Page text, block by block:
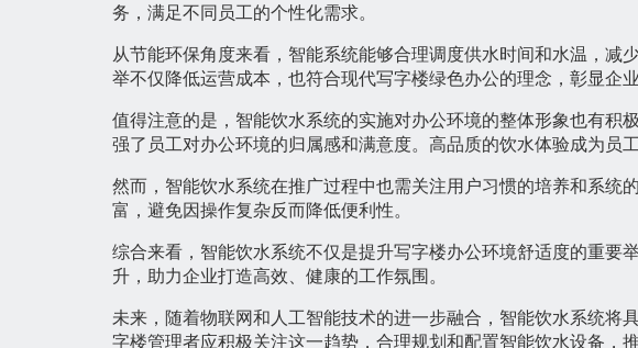
务，满足不同员工的个性化需求。
从节能环保角度来看，智能系统能够合理调度供水时间和水温，
举不仅降低运营成本，也符合现代写字楼绿色办公的理念，彰显企业
值得注意的是，智能饮水系统的实施对办公环境的整体形象也有积
强了员工对办公环境的归属感和满意度。高品质的饮水体验成为员
然而，智能饮水系统在推广过程中也需关注用户习惯的培养和系统
富，避免因操作复杂反而降低便利性。
综合来看，智能饮水系统不仅是提升写字楼办公环境舒适度的重要
升，助力企业打造高效、健康的工作氛围。
未来，随着物联网和人工智能技术的进一步融合，智能饮水系统
字楼管理者应积极关注这一趋势，合理规划和配置智能饮水设备，